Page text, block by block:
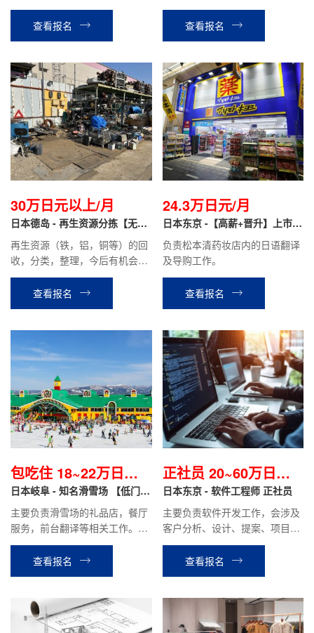
确认等相关工作。
查看报名
酒店内设施介绍引导，餐厅服
务，客房整理等酒店安排的相关
工作。
查看报名
30万日元以上/月
日本德岛 - 再生资源分拣【无日
再生资源（铁，铝，铜等）的回
收，分类，整理，今后有机会做
营业。
查看报名
24.3万日元/月
日本东京 -【高薪+晋升】上市药
负责松本清药妆店内的日语翻译
及导购工作。
查看报名
包吃住 18~22万日元/
月
日本岐阜 - 知名滑雪场 【低门槛
主要负责滑雪场的礼品店，餐厅
服务，前台翻译等相关工作。滑
雪场工作结束后可直接安排立山
温泉酒店或其他酒店工作。
查看报名
正社员 20~60万日元/
月
日本东京 - 软件工程师 正社员
主要负责软件开发工作，会涉及
客户分析、设计、提案、项目管
理等工作。
查看报名